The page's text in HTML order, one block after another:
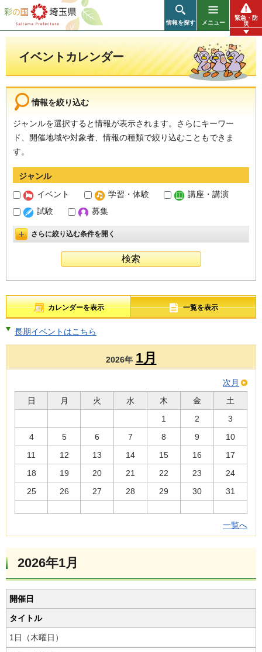
彩の国 埼玉県
情報を探す メニュー
緊急・防
災
イベントカレンダー
情報を絞り込む
ジャンルを選択すると情報が表示されます。さらにキーワー
ド、開催地域や対象者、情報の種類で絞り込むこともできま
す。
ジャンル
イベント
学習・体験
講座・講演
試験
募集
詳細設定を開く
さらに絞り込む条件を開く
カレンダーを表示 一覧を表示
長期イベントはこちら
2026年 1月
次月
日
月 火 水 木 金
土
1
2
3
4
5 6 7 8 9
10
11
12 13 14 15 16
17
18
19 20 21 22 23
24
25
26 27 28 29 30 31
一覧へ
2026年1月
開催日
タイトル
1日（木曜日）